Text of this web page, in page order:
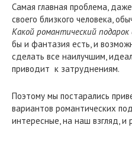
Самая главная проблема,
своего близкого человека,
Какой романтический
бы и фантазия есть, и
сделать все наилучшим,
приводит к затруднениям.
Поэтому мы постарались
вариантов романтических
интересные, на наш взгляд, и